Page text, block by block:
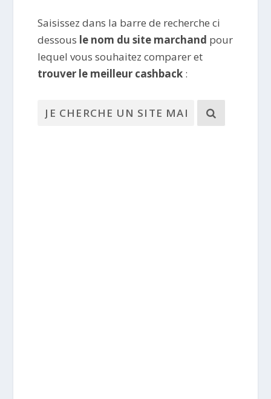
Saisissez dans la barre de recherche ci
dessous le nom du site marchand pour
lequel vous souhaitez comparer et
trouver le meilleur cashback :